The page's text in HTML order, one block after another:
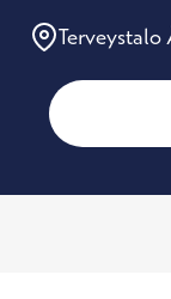
Terveystalo